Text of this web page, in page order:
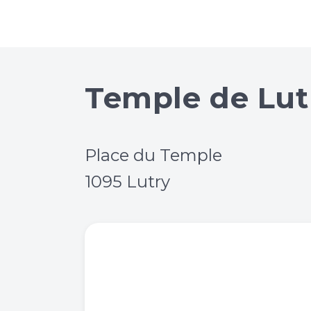
Temple de
Place du Temple
1095 Lutry